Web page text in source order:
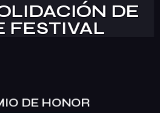
DE
FESTIVAL
DE HONOR